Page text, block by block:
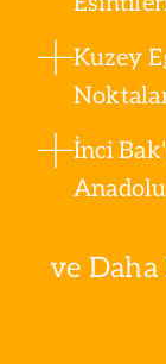
Kuzey
İnci
ve Daha